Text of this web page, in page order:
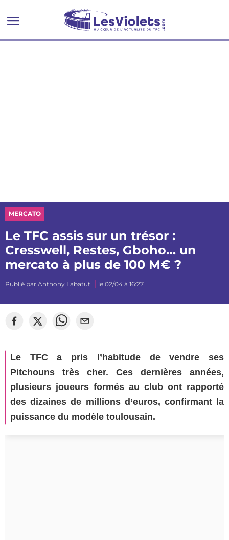
MERCATO
Le TFC assis sur un trésor :
Cresswell, Restes, Gboho… un
mercato à plus de 100 M€ ?
Publié par Anthony Labatut le 02/04 à 16:27
Le TFC a pris l’habitude de vendre ses
Pitchouns très cher. Ces dernières années,
plusieurs joueurs formés au club ont rapporté
des dizaines de millions d’euros, confirmant la
puissance du modèle toulousain.